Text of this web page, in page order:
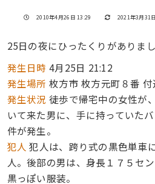
投稿日
2010年4月26日 13:29 更新日
2021年3月31
25日の夜にひったくりがありまし
発生日時 4月25日 21:12
発生場所 枚方市 枚方元町８番 付
発生状況 徒歩で帰宅中の女性が
いて来た男に、手に持っていた
件が発生。
犯人 犯人は、跨り式の黒色単車
人。後部の男は、身長１７５セ
黒っぽい服装。